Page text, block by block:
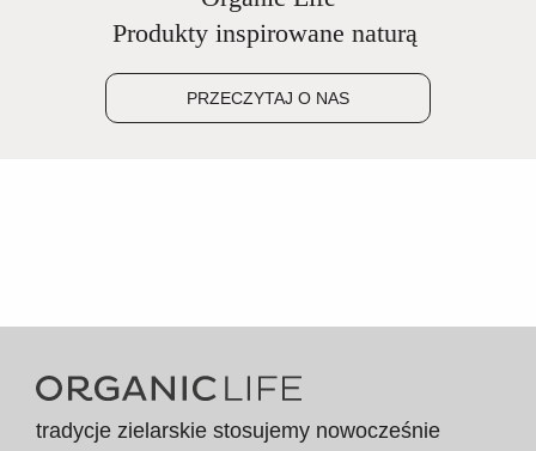
Produkty inspirowane naturą
PRZECZYTAJ O NAS
tradycje zielarskie stosujemy nowocześnie